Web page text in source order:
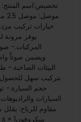
تخصيص:اسم المنتج:
خيارات تركيب
يوفر مرونة
المركبات.-
ويضمن صوتاً
بتركيب سهل
حجم السيارة.-
مقاوم للرياح: